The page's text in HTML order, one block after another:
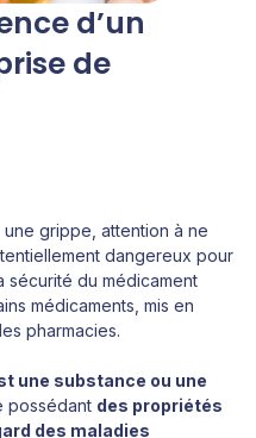
d’un
de
grippe, attention à ne
dangereux pour
sécurité du médicament
médicaments, mis en
pharmacies.
une substance ou une
possédant des propriétés
des maladies